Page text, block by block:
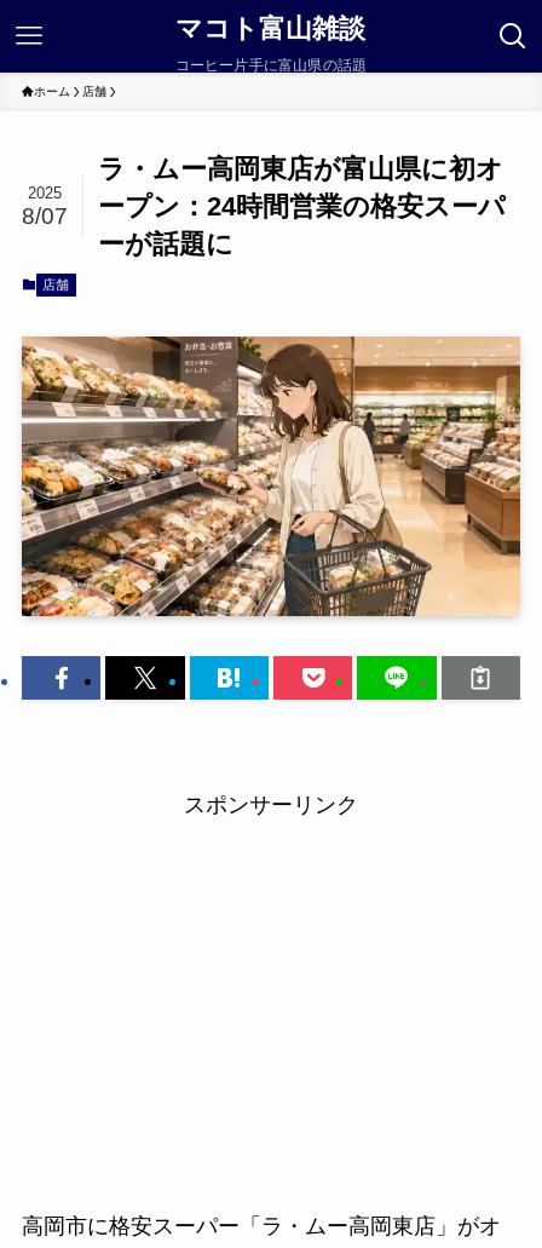
マコト富山雑談
コーヒー片手に富山県の話題
ホーム 店舗
ラ・ムー高岡東店が富山県に初オ
ープン：24時間営業の格安スーパ
ーが話題に
2025
8/07
店舗
スポンサーリンク
高岡市に格安スーパー「ラ・ムー高岡東店」がオ